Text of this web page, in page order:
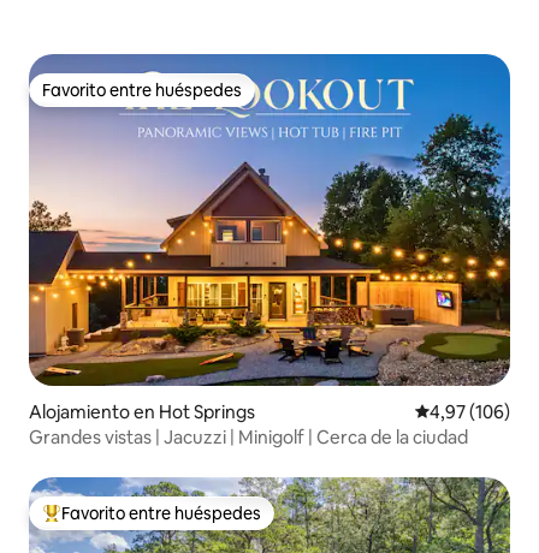
Favorito entre huéspedes
Favorito entre huéspedes
Alojamiento en Hot Springs Calificación
4,97 (106)
Grandes vistas | Jacuzzi | Minigolf | Cerca de la ciudad
Favorito entre los huéspedes más destacados
Favorito entre huéspedes